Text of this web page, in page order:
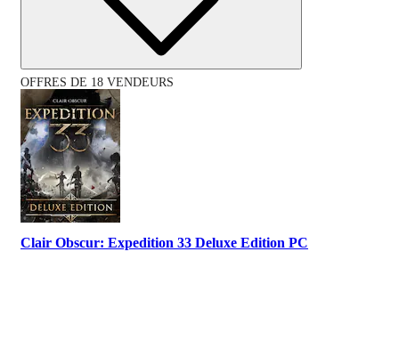
OFFRES DE 18 VENDEURS
Clair Obscur: Expedition 33 Deluxe Edition PC